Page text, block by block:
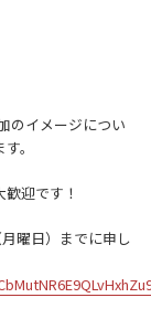
のイメージについ
。
迎です！
曜日）までに申し